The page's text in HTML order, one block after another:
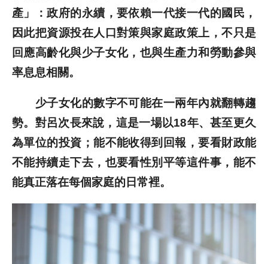
產」：政府的永續，要依賴一代接一代的國民，
因此把資源投在人口對策與家庭政策上，不只是
回應高齡化與少子女化，也與生產力和勞動參與
率息息相關。
少子女化的數字不可能在一兩年內就翻轉趨
勢。對呂次長來說，這是一場以18年、甚至更久
為單位的投資；能不能收得到回報，要看財政能
不能持續走下去，也要看性別平等這件事，能不
能真正落在每個家庭的日常裡。